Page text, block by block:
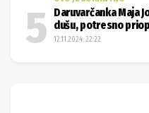
Daruvarčanka Maja
dušu, potresno
12.11.2024. 22:22